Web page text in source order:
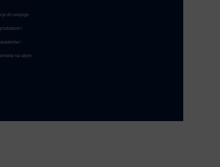
do swojego
i
i
na całym